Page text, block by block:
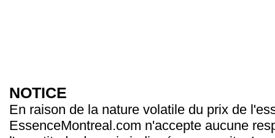
NOTICE
En raison de la nature volatile du prix de
EssenceMontreal.com n'accepte aucune